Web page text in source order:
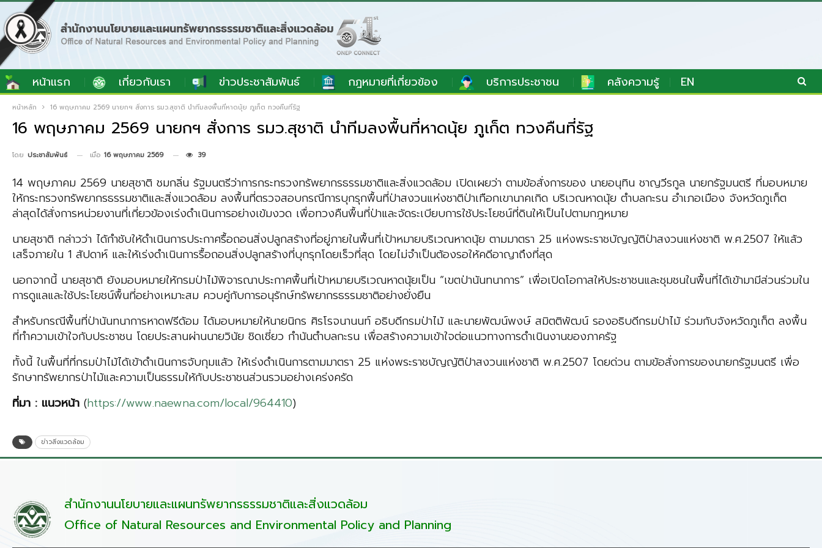
หน้าแรก เกี่ยวกับเรา ข่าวประชาสัมพันธ์ กฎหมายที่เกี่ยวข้อง บริการประชาชน คลังความรู้ EN
หน้าหลัก 16 พฤษภาคม 2569 นายกฯ สั่งการ รมว.สุชาติ นำทีมลงพื้นที่หาดนุ้ย ภูเก็ต ทวงคืนที่รัฐ
16 พฤษภาคม 2569 นายกฯ สั่งการ รมว.สุชาติ นำทีมลงพื้นที่หาดนุ้ย ภูเก็ต ทวงคืนที่รัฐ
โดย ประชาสัมพันธ์ เมื่อ 16 พฤษภาคม 2569 39
14 พฤษภาคม 2569 นายสุชาติ ชมกลิ่น รัฐมนตรีว่าการกระทรวงทรัพยากรธรรมชาติและสิ่งแวดล้อม เปิดเผยว่า ตามข้อสั่งการของ นายอนุทิน ชาญวีรกูล นายกรัฐมนตรี ที่มอบหมาย
ให้กระทรวงทรัพยากรธรรมชาติและสิ่งแวดล้อม ลงพื้นที่ตรวจสอบกรณีการบุกรุกพื้นที่ป่าสงวนแห่งชาติป่าเทือกเขานาคเกิด บริเวณหาดนุ้ย ตำบลกะรน อำเภอเมือง จังหวัดภูเก็ต
ล่าสุดได้สั่งการหน่วยงานที่เกี่ยวข้องเร่งดำเนินการอย่างเข้มงวด เพื่อทวงคืนพื้นที่ป่าและจัดระเบียบการใช้ประโยชน์ที่ดินให้เป็นไปตามกฎหมาย
นายสุชาติ กล่าวว่า ได้กำชับให้ดำเนินการประกาศรื้อถอนสิ่งปลูกสร้างที่อยู่ภายในพื้นที่เป้าหมายบริเวณหาดนุ้ย ตามมาตรา 25 แห่งพระราชบัญญัติป่าสงวนแห่งชาติ พ.ศ.2507 ให้แล้ว
เสร็จภายใน 1 สัปดาห์ และให้เร่งดำเนินการรื้อถอนสิ่งปลูกสร้างที่บุกรุกโดยเร็วที่สุด โดยไม่จำเป็นต้องรอให้คดีอาญาถึงที่สุด
นอกจากนี้ นายสุชาติ ยังมอบหมายให้กรมป่าไม้พิจารณาประกาศพื้นที่เป้าหมายบริเวณหาดนุ้ยเป็น “เขตป่านันทนาการ” เพื่อเปิดโอกาสให้ประชาชนและชุมชนในพื้นที่ได้เข้ามามีส่วนร่วมใน
การดูแลและใช้ประโยชน์พื้นที่อย่างเหมาะสม ควบคู่กับการอนุรักษ์ทรัพยากรธรรมชาติอย่างยั่งยืน
สำหรับกรณีพื้นที่ป่านันทนาการหาดฟรีด้อม ได้มอบหมายให้นายนิกร ศิรโรจนานนท์ อธิบดีกรมป่าไม้ และนายพัฒน์พงษ์ สมิตติพัฒน์ รองอธิบดีกรมป่าไม้ ร่วมกับจังหวัดภูเก็ต ลงพื้น
ที่ทำความเข้าใจกับประชาชน โดยประสานผ่านนายวินัย ชิดเชี่ยว กำนันตำบลกะรน เพื่อสร้างความเข้าใจต่อแนวทางการดำเนินงานของภาครัฐ
ทั้งนี้ ในพื้นที่ที่กรมป่าไม้ได้เข้าดำเนินการจับกุมแล้ว ให้เร่งดำเนินการตามมาตรา 25 แห่งพระราชบัญญัติป่าสงวนแห่งชาติ พ.ศ.2507 โดยด่วน ตามข้อสั่งการของนายกรัฐมนตรี เพื่อ
รักษาทรัพยากรป่าไม้และความเป็นธรรมให้กับประชาชนส่วนรวมอย่างเคร่งครัด
ที่มา : แนวหน้า (https://www.naewna.com/local/964410)
ข่าวสิ่งแวดล้อม
สำนักงานนโยบายและแผนทรัพยากรธรรมชาติและสิ่งแวดล้อม
Office of Natural Resources and Environmental Policy and Planning